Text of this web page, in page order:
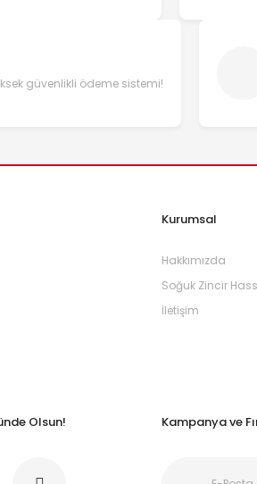
güvenlikli ödeme sistemi!
Kurumsal
Hakkımızda
Soğuk Zincir
İletişim
Olsun! Kampanya ve